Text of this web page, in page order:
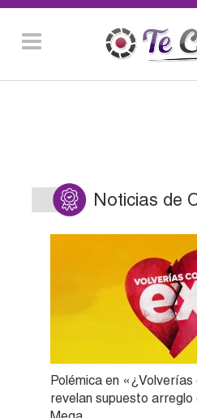
Noticias de
Polémica en
revelan supuesto arreglo